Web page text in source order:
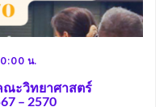
น.
ะวิทยาศาสตร์
– 2570